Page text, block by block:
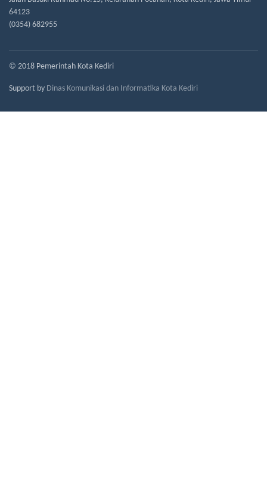
64123
(0354) 682955
© 2018 Pemerintah Kota Kediri
Support by Dinas Komunikasi dan Informatika Kota Kediri